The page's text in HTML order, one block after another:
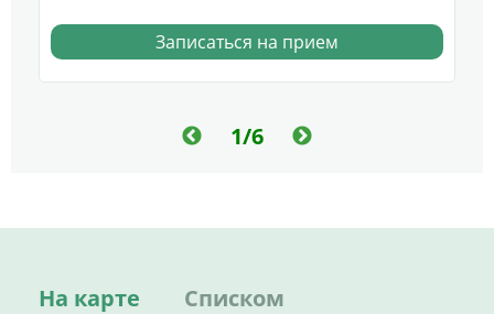
Записаться на прием
1/6
На карте Списком